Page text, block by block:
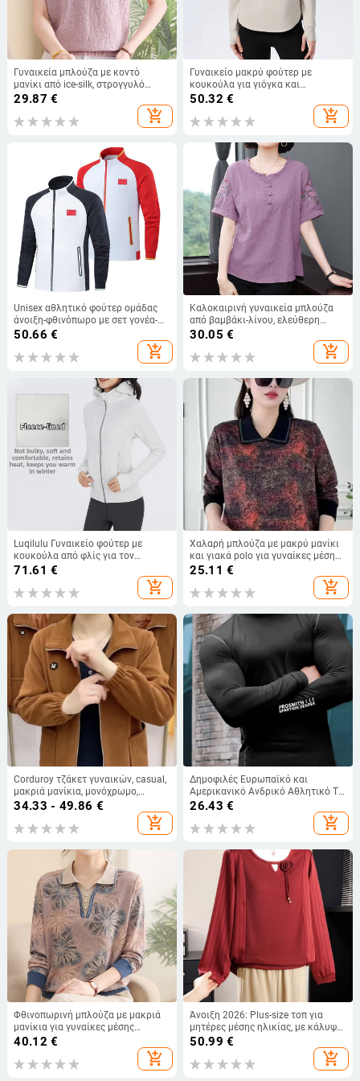
Γυναικεία μπλούζα με κοντό
μανίκι από ice-silk, στρογγυλό
λαιμό, casual στυλ, πολυεστερικό
ύφασμα >95%, χωρίς σιδέρωμα
29.87 €
add_shopping_cart
Γυναικείο μακρύ φούτερ με
κουκούλα για γιόγκα και
γυμναστική, άνετη γραμμή, μακριά
μανίκια, αθλητικό μπουφάν για το
τρέξιμο
50.32 €
add_shopping_cart
Unisex αθλητικό φούτερ ομάδας
άνοιξη-φθινόπωρο με σετ γονέα-
παιδιού cardigan
50.66 €
add_shopping_cart
Καλοκαιρινή γυναικεία μπλούζα
από βαμβάκι-λίνου, ελεύθερη
γραμμή, κέντημα, κοντό μανίκι,
μεγέθη Plus για γυναίκες μέσης
ηλικίας και ηλικιωμένες
30.05 €
add_shopping_cart
Luqilulu Γυναικείο φούτερ με
κουκούλα από φλίς για τον
χειμώνα — στενή γραμμή,
κατάλληλο για υπαίθριο σπορ και
γιόγκα
71.61 €
add_shopping_cart
Χαλαρή μπλούζα με μακρύ μανίκι
και γιακά polo για γυναίκες μέσης
και τρίτης ηλικίας, 2026 άνοιξη-
φθινόπωρο, αστικός κομψός στυλ,
φλοράλ μοτίβο.
25.11 €
add_shopping_cart
Corduroy τζάκετ γυναικών, casual,
μακριά μανίκια, μονόχρωμο,
μεγάλο μέγεθος, άνοιξη-
34.33 - 49.86 €
add_shopping_cart
Δημοφιλές Ευρωπαϊκό και
Αμερικανικό Ανδρικό Αθλητικό T-
Shirt για Τρέξιμο, Γυμναστική,
Πουκάμισο με Βάση, Γρήγορο
26.43 €
add_shopping_cart
Φθινοπωρινή μπλούζα με μακριά
μανίκια για γυναίκες μέσης
ηλικίας με γιακά
40.12 €
add_shopping_cart
Άνοιξη 2026: Plus-size τοπ για
μητέρες μέσης ηλικίας, με κάλυψη
κοιλιάς, μανίκια σιφόν και πλεκτά
50.99 €
add_shopping_cart